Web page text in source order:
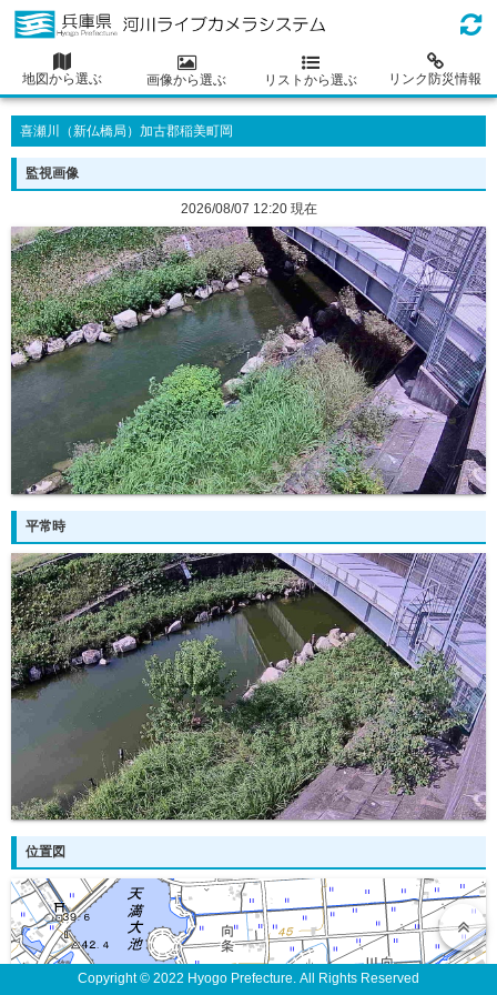
地図から選ぶ 画像から選ぶ リストから選ぶ リンク防災情報
喜瀬川（新仏橋局）加古郡稲美町岡
監視画像
2026/08/07 12:20 現在
平常時
位置図
Copyright © 2022 Hyogo Prefecture. All Rights Reserved